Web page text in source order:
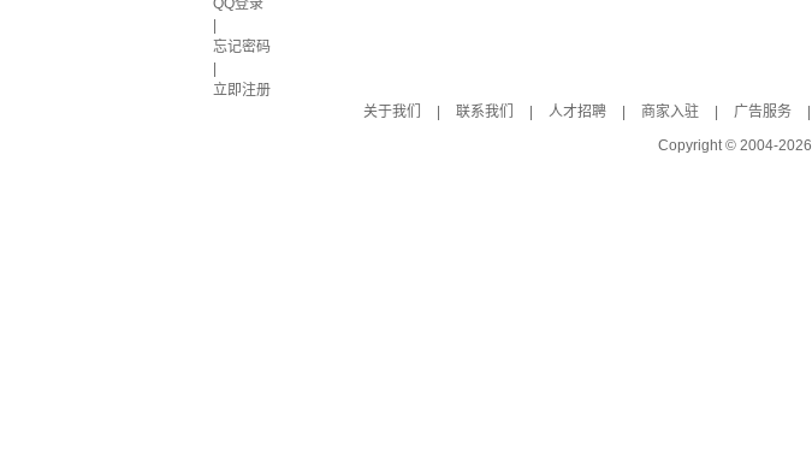
QQ登录
忘记密码
立即注册
关于我们
联系我们 人才招聘 商家入驻 广告服务
Copyright © 2004-2026